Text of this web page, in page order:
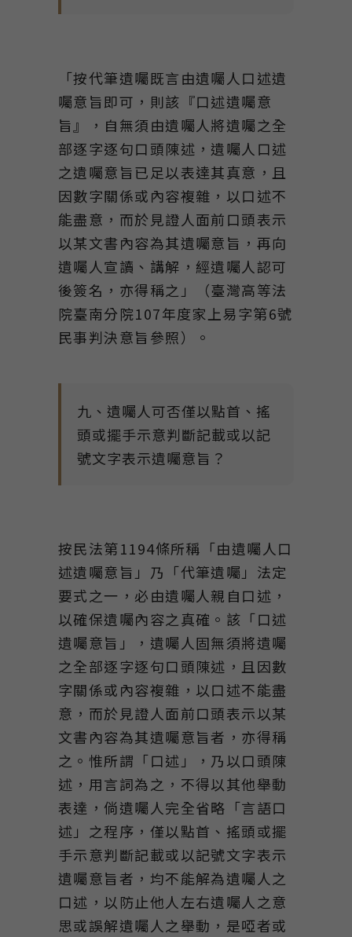
「按代筆遺囑既言由遺囑人口述遺
囑意旨即可，則該『口述遺囑意
旨』，自無須由遺囑人將遺囑之全
部逐字逐句口頭陳述，遺囑人口述
之遺囑意旨已足以表達其真意，且
因數字關係或內容複雜，以口述不
能盡意，而於見證人面前口頭表示
以某文書內容為其遺囑意旨，再向
遺囑人宣讀、講解，經遺囑人認可
後簽名，亦得稱之」（臺灣高等法
院臺南分院107年度家上易字第6號
民事判決意旨參照）。
九、遺囑人可否僅以點首、搖
頭或擺手示意判斷記載或以記
號文字表示遺囑意旨？
按民法第1194條所稱「由遺囑人口
述遺囑意旨」乃「代筆遺囑」法定
要式之一，必由遺囑人親自口述，
以確保遺囑內容之真確。該「口述
遺囑意旨」，遺囑人固無須將遺囑
之全部逐字逐句口頭陳述，且因數
字關係或內容複雜，以口述不能盡
意，而於見證人面前口頭表示以某
文書內容為其遺囑意旨者，亦得稱
之。惟所謂「口述」，乃以口頭陳
述，用言詞為之，不得以其他舉動
表達，倘遺囑人完全省略「言語口
述」之程序，僅以點首、搖頭或擺
手示意判斷記載或以記號文字表示
遺囑意旨者，均不能解為遺囑人之
口述，以防止他人左右遺囑人之意
思或誤解遺囑人之舉動，是啞者或